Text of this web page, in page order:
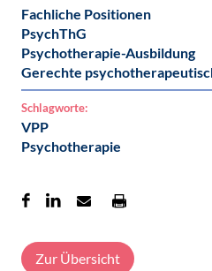
Fachliche Positionen
PsychThG
Psychotherapie-Ausbildung
Gerechte
Schlagworte:
VPP
Psychotherapie
Zur Übersicht